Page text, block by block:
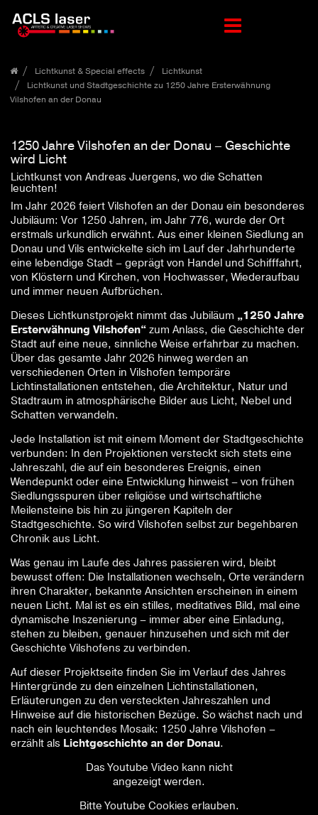
Zum
Inhalt
springen
Lichtkunst & Special effects
Lichtkunst
Lichtkunst und Stadtgeschichte zu 1250 Jahre Ersterwähnung
Vilshofen an der Donau
1250 Jahre Vilshofen an der Donau – Geschichte
wird Licht
Lichtkunst von Andreas Juergens, wo die Schatten
leuchten!
Im Jahr 2026 feiert Vilshofen an der Donau ein besonderes
Jubiläum: Vor 1250 Jahren, im Jahr 776, wurde der Ort
erstmals urkundlich erwähnt. Aus einer kleinen Siedlung an
Donau und Vils entwickelte sich im Lauf der Jahrhunderte
eine lebendige Stadt – geprägt von Handel und Schifffahrt,
von Klöstern und Kirchen, von Hochwasser, Wiederaufbau
und immer neuen Aufbrüchen.
Dieses Lichtkunstprojekt nimmt das Jubiläum „1250 Jahre
Ersterwähnung Vilshofen“ zum Anlass, die Geschichte der
Stadt auf eine neue, sinnliche Weise erfahrbar zu machen.
Über das gesamte Jahr 2026 hinweg werden an
verschiedenen Orten in Vilshofen temporäre
Lichtinstallationen entstehen, die Architektur, Natur und
Stadtraum in atmosphärische Bilder aus Licht, Nebel und
Schatten verwandeln.
Jede Installation ist mit einem Moment der Stadtgeschichte
verbunden: In den Projektionen versteckt sich stets eine
Jahreszahl, die auf ein besonderes Ereignis, einen
Wendepunkt oder eine Entwicklung hinweist – von frühen
Siedlungsspuren über religiöse und wirtschaftliche
Meilensteine bis hin zu jüngeren Kapiteln der
Stadtgeschichte. So wird Vilshofen selbst zur begehbaren
Chronik aus Licht.
Was genau im Laufe des Jahres passieren wird, bleibt
bewusst offen: Die Installationen wechseln, Orte verändern
ihren Charakter, bekannte Ansichten erscheinen in einem
neuen Licht. Mal ist es ein stilles, meditatives Bild, mal eine
dynamische Inszenierung – immer aber eine Einladung,
stehen zu bleiben, genauer hinzusehen und sich mit der
Geschichte Vilshofens zu verbinden.
Auf dieser Projektseite finden Sie im Verlauf des Jahres
Hintergründe zu den einzelnen Lichtinstallationen,
Erläuterungen zu den versteckten Jahreszahlen und
Hinweise auf die historischen Bezüge. So wächst nach und
nach ein leuchtendes Mosaik: 1250 Jahre Vilshofen –
erzählt als Lichtgeschichte an der Donau.